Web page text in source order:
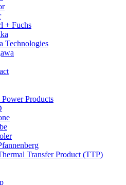
+ Fuchs
Technologies
Products
Transfer Product (TTP)